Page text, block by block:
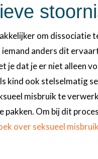
om dissociatie
anders dit
je dat je er niet alleen
kind ook stelselmatig
misbruik te
Om bij dit
over seksueel misbruik